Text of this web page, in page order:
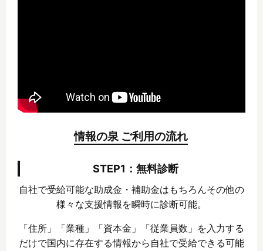
情報の泉 ご利用の流れ
STEP1：無料診断
自社で受給可能な助成金・補助金はもちろんその他の
様々な支援情報を瞬時に診断可能。
「住所」「業種」「資本金」「従業員数」を入力する
だけで国内に存在する情報から自社で受給できる可能